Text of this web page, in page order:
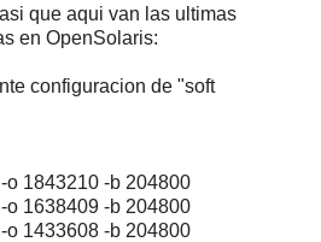
que aqui van las ultimas
en OpenSolaris:
configuracion de "soft
o 1843210 -b 204800
o 1638409 -b 204800
o 1433608 -b 204800